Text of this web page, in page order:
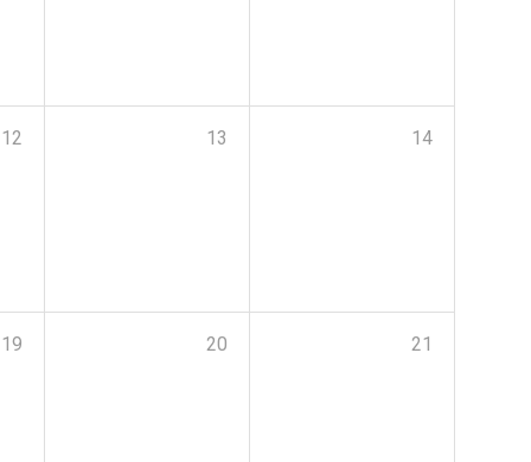
12 13 14
19 20 21